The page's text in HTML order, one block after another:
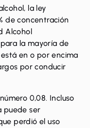
la ley
de concentración
Alcohol
la mayoría de
en o por encima
por conducir
0,08. Incluso
puede ser
perdió el uso